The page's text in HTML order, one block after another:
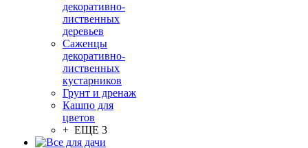
декоративно-
лиственных
деревьев
Саженцы
декоративно-
лиственных
кустарников
Грунт и дренаж
Кашпо для
цветов
+ ЕЩЕ 3